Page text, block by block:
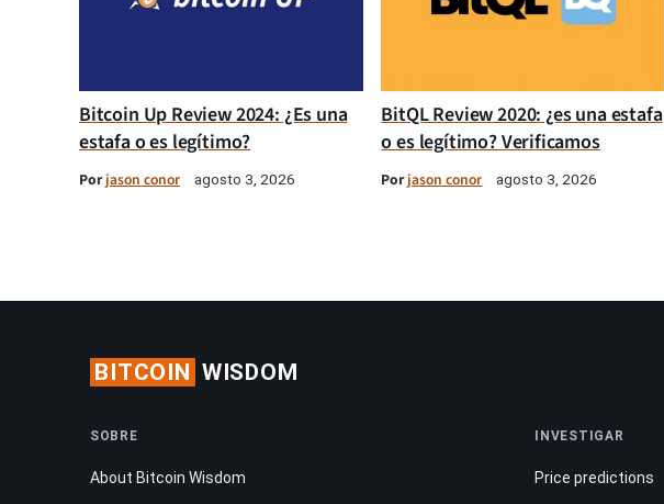
Bitcoin Up Review 2024: ¿Es una
estafa o es legítimo?
Porjason conor agosto 3, 2026
BitQL Review 2020: ¿es una estafa
o es legítimo? Verificamos
Porjason conor agosto 3, 2026
BITCOIN WISDOM
SOBRE
About Bitcoin Wisdom
INVESTIGAR
Price predictions